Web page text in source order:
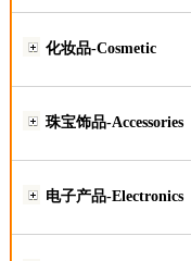
化妆品-Cosmetic
珠宝饰品-Accessories
电子产品-Electronics